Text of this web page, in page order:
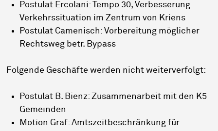
Postulat Ercolani: Tempo 30, Verbesserung
Verkehrssituation im Zentrum von Kriens
Postulat Camenisch: Vorbereitung möglicher
Rechtsweg betr. Bypass
Folgende Geschäfte werden nicht weiterverfolgt:
Postulat B. Bienz: Zusammenarbeit mit den K5
Gemeinden
Motion Graf: Amtszeitbeschränkung für